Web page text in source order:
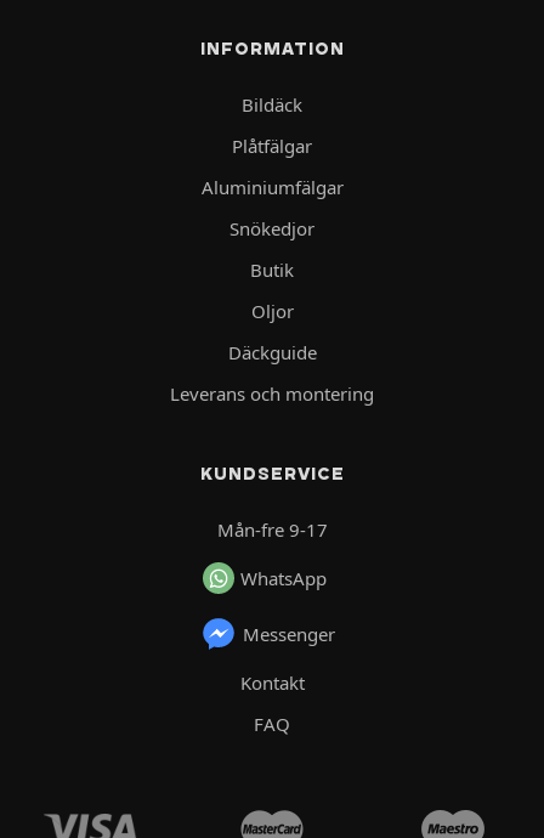
INFORMATION
Bildäck
Plåtfälgar
Aluminiumfälgar
Snökedjor
Butik
Oljor
Däckguide
Leverans och montering
KUNDSERVICE
Mån-fre 9-17
WhatsApp
Messenger
Kontakt
FAQ